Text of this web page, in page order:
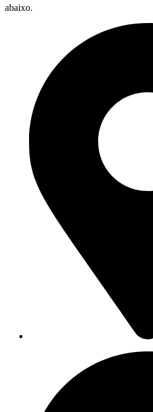
abaixo.